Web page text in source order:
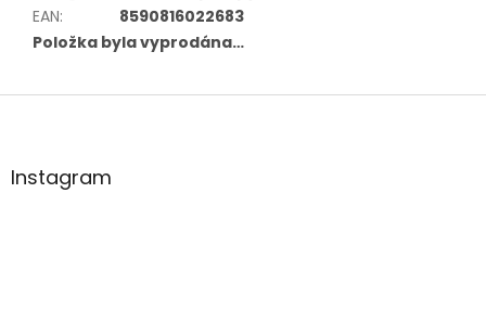
EAN:
8590816022683
Položka byla vyprodána…
Z
aInstagram